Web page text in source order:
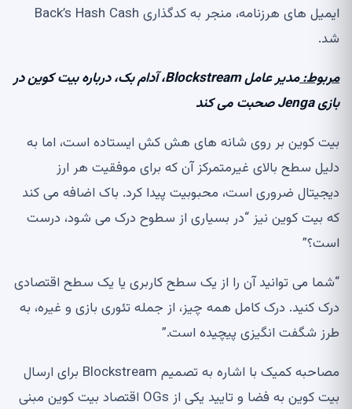
ایمیل های هرزنامه، منجر به کدگذاری Back’s Hash Cash
شد.
مربوط:
مدیر عامل Blockstream، آدام بک، درباره بیت کوین در
بازی Jenga صحبت می کند
بیت کوین بر روی شانه های هش کش ایستاده است، اما به
دلیل سطح بالای غیرمتمرکز آن که برای موفقیت هر ارز
دیجیتال ضروری است، محبوبیت پیدا کرد. باک اضافه می کند
که بیت کوین نیز “در بسیاری از سطوح درک می شود، درست
است؟”
“شما می توانید آن را از یک سطح کاربری یا یک سطح اقتصادی
درک کنید. درک کامل همه چیز، از جمله تئوری بازی و غیره، به
طرز شگفت انگیزی پیچیده است.”
مصاحبه کمیک با اشاره به تصمیم Blockstream برای ارسال
بیت کوین به فضا و تایید یکی از OGs اقتصاد بیت کوین مبنی